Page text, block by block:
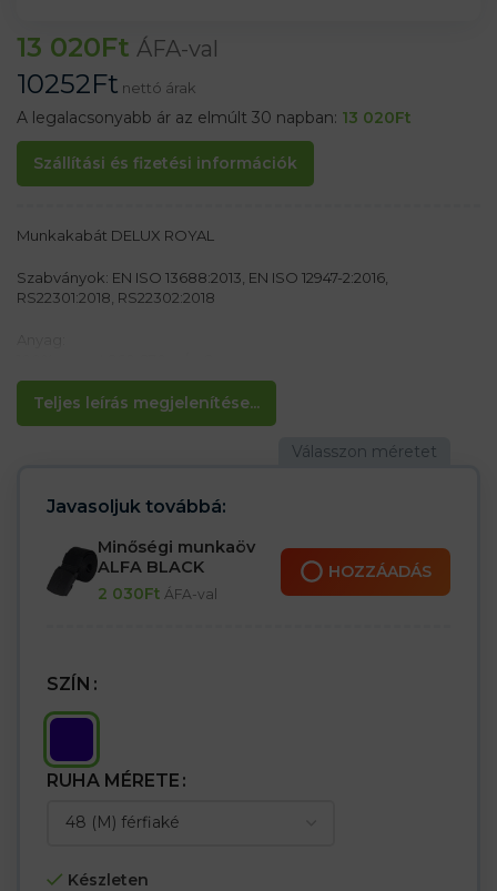
13 020Ft ÁFA-val
10252Ft nettó árak
A legalacsonyabb ár az elmúlt 30 napban: 13 020Ft
Szállítási és fizetési információk
Teljes leírás megjelenítése...
Munkakabát DELUX ROYAL
Szabványok: EN ISO 13688:2013, EN ISO 12947-2:2016,
RS22301:2018, RS22302:2018
Jellemzők:
– Rögzítés gombokkal
– 3 zseb a mellkason, 2 gombos és egy mobiltelefon zseb
– Mandzsetta az ujjakon gombokkal
– Elasztikus alsó szegély
Javasoljuk továbbá:
Minőségi munkaöv
ALFA BLACK
2 030Ft ÁFA-val
HOZZÁADÁS
SZÍN
RUHA MÉRETE
Készleten